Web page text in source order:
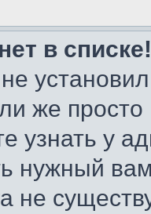
в списке!
же
узнать у
нужный
не